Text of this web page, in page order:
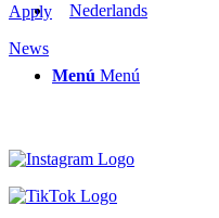
Menú Menú
Apply
News